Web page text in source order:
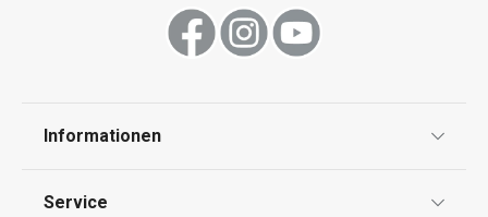
Informationen
Service